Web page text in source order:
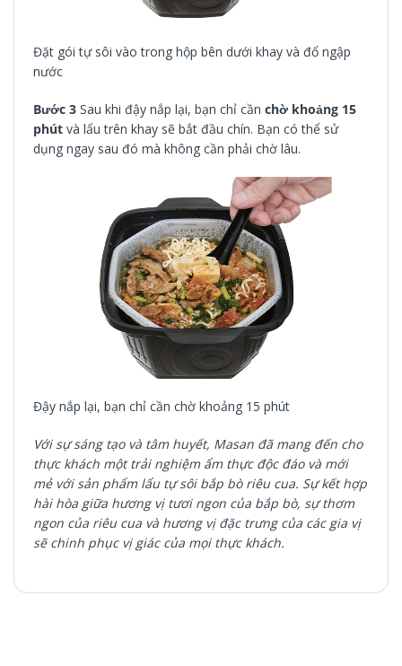
Đặt gói tự sôi vào trong hộp bên dưới khay và đổ ngập
nước
Bước 3Sau khi đậy nắp lại, bạn chỉ cần chờ khoảng 15
phútvà lẩu trên khay sẽ bắt đầu chín. Bạn có thể sử
dụng ngay sau đó mà không cần phải chờ lâu.
Đậy nắp lại, bạn chỉ cần chờ khoảng 15 phút
Với sự sáng tạo và tâm huyết, Masan đã mang đến cho
thực khách một trải nghiệm ẩm thực độc đáo và mới
mẻ với sản phẩm lẩu tự sôi bắp bò riêu cua. Sự kết hợp
hài hòa giữa hương vị tươi ngon của bắp bò, sự thơm
ngon của riêu cua và hương vị đặc trưng của các gia vị
sẽ chinh phục vị giác của mọi thực khách.
Customer Reviews